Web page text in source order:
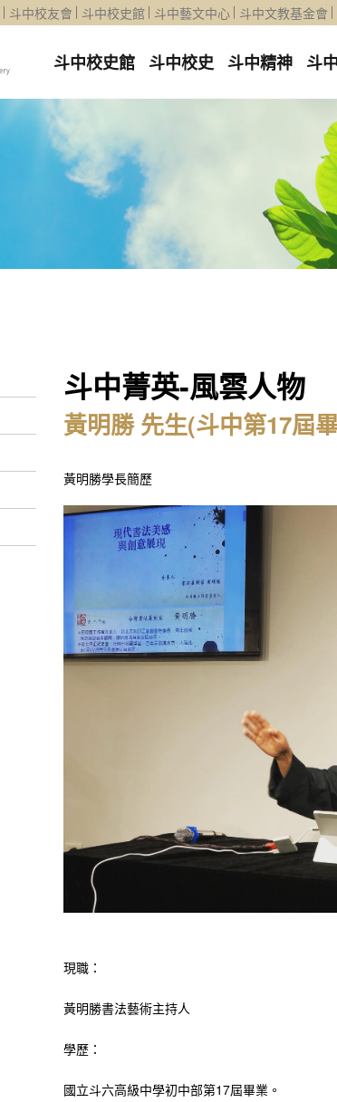
斗中校友會 斗中校史館 斗中藝文中心 斗中文教基金會
斗中校史館 斗中校史 斗中精神 斗
斗中菁英-風雲人物
黃明勝 先生(斗中第17屆
黃明勝學長簡歷
現職：
黃明勝書法藝術主持人
學歷：
國立斗六高級中學初中部第17屆畢業。